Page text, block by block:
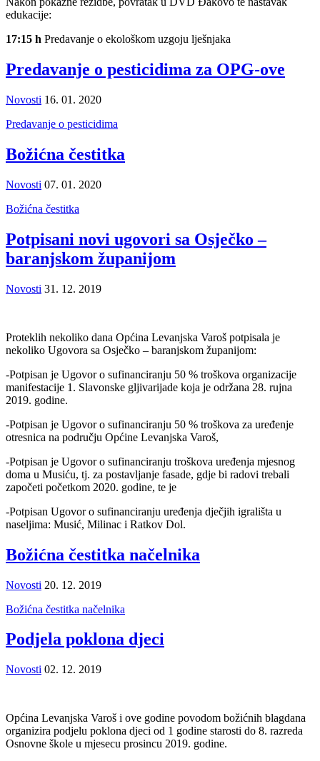
edukacije:
17:15 h Predavanje o ekološkom uzgoju lješnjaka
Predavanje o pesticidima za OPG-ove
Novosti 16. 01. 2020
Predavanje o pesticidima
Božićna čestitka
Novosti 07. 01. 2020
Božićna čestitka
Potpisani novi ugovori sa Osječko –
baranjskom županijom
Novosti 31. 12. 2019
Proteklih nekoliko dana Općina Levanjska Varoš potpisala je
nekoliko Ugovora sa Osječko – baranjskom županijom:
-Potpisan je Ugovor o sufinanciranju 50 % troškova organizacije
manifestacije 1. Slavonske gljivarijade koja je održana 28. rujna
2019. godine.
-Potpisan je Ugovor o sufinanciranju 50 % troškova za uređenje
otresnica na području Općine Levanjska Varoš,
-Potpisan je Ugovor o sufinanciranju troškova uređenja mjesnog
doma u Musiću, tj. za postavljanje fasade, gdje bi radovi trebali
započeti početkom 2020. godine, te je
-Potpisan Ugovor o sufinanciranju uređenja dječjih igrališta u
naseljima: Musić, Milinac i Ratkov Dol.
Božićna čestitka načelnika
Novosti 20. 12. 2019
Božićna čestitka načelnika
Podjela poklona djeci
Novosti 02. 12. 2019
Općina Levanjska Varoš i ove godine povodom božićnih blagdana
organizira podjelu poklona djeci od 1 godine starosti do 8. razreda
Osnovne škole u mjesecu prosincu 2019. godine.